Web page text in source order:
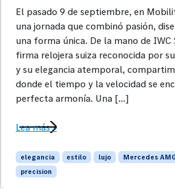
El pasado 9 de septiembre, en
una jornada que combinó pasión,
una forma única. De la mano de
firma relojera suiza reconocida por
y su elegancia atemporal,
donde el tiempo y la velocidad se
perfecta armonía. Una […]
Lea más »
elegancia estilo lujo Mercedes
precision